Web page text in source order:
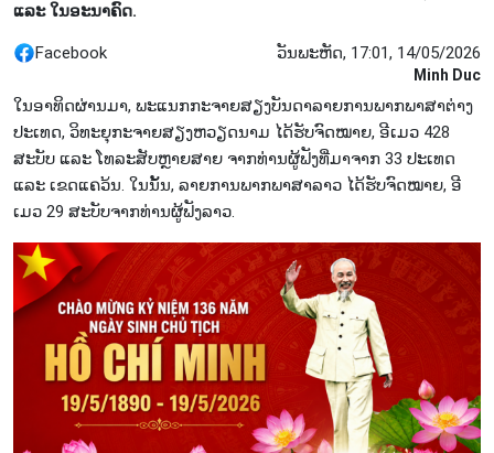
ແລະ ໃນອະນາຄົດ.
Facebook ວັນພະຫັດ, 17:01, 14/05/2026
Minh Duc
ໃນ​ອາ​ທິດ​ຜ່ານ​ມາ, ພະ​ແນກ​ກະ​ຈາຍ​ສຽງ​ບັນ​ດາ​ລາຍ​ການ​ພາກພາ​ສາ​ຕ່າງ​
ປະ​ເທດ, ວິທະຍຸກະຈາຍສຽງຫວຽດນາມ ໄດ້ຮັບຈົດໝາຍ, ອີເມວ 428
ສະບັບ ແລະ ໂທລະສັບຫຼາຍສາຍ ຈາກທ່ານຜູ້ຟັງທີ່ມາຈາກ 33 ປະເທດ
ແລະ ເຂດແຄວ້ນ. ໃນນັ້ນ, ລາຍການພາກພາສາລາວ ໄດ້ຮັບຈົດໝາຍ, ອີ
ເມວ 29 ສະບັບຈາກທ່ານຜູ້ຟັງລາວ.